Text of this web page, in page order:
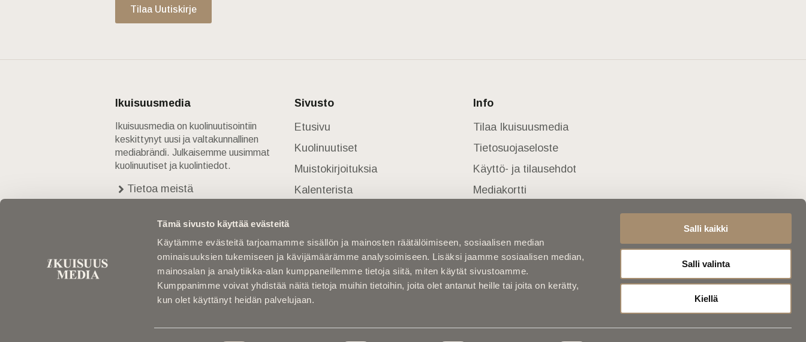
Tämä sivusto käyttää evästeitä
Käytämme evästeitä tarjoamamme sisällön ja mainosten räätälöimiseen, sosiaalisen median
ominaisuuksien tukemiseen ja kävijämäärämme analysoimiseen. Lisäksi jaamme sosiaalisen median,
mainosalan ja analytiikka-alan kumppaneillemme tietoja siitä, miten käytät sivustoamme.
Kumppanimme voivat yhdistää näitä tietoja muihin tietoihin, joita olet antanut heille tai joita on kerätty,
kun olet käyttänyt heidän palvelujaan.
Salli kaikki
Salli valinta
Kiellä
Tilaa Uutiskirje
Ikuisuusmedia
Ikuisuusmedia on kuolinuutisointiin
keskittynyt uusi ja valtakunnallinen
mediabrändi. Julkaisemme uusimmat
kuolinuutiset ja kuolintiedot.
Tietoa meistä
Yhteystiedot
Sivusto
Etusivu
Kuolinuutiset
Muistokirjoituksia
Kalenterista
Kuolleita
Info
Tilaa Ikuisuusmedia
Tietosuojaseloste
Käyttö- ja tilausehdot
Mediakortti